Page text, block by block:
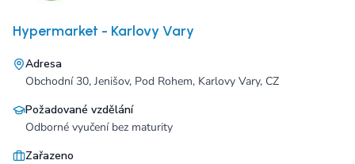
Hypermarket - Karlovy Vary
Adresa
Obchodní 30, Jenišov, Pod Rohem, Karlovy Vary, CZ
Požadované vzdělání
Odborné vyučení bez maturity
Zařazeno